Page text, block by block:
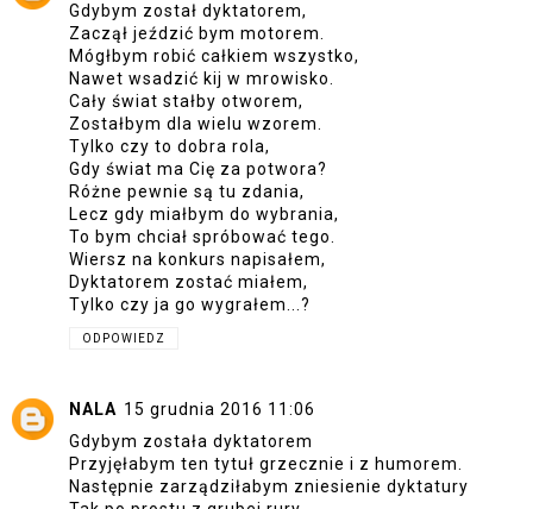
Gdybym został dyktatorem,
Zaczął jeździć bym motorem.
Mógłbym robić całkiem wszystko,
Nawet wsadzić kij w mrowisko.
Cały świat stałby otworem,
Zostałbym dla wielu wzorem.
Tylko czy to dobra rola,
Gdy świat ma Cię za potwora?
Różne pewnie są tu zdania,
Lecz gdy miałbym do wybrania,
To bym chciał spróbować tego.
Wiersz na konkurs napisałem,
Dyktatorem zostać miałem,
Tylko czy ja go wygrałem...?
ODPOWIEDZ
NALA 15 grudnia 2016 11:06
Gdybym została dyktatorem
Przyjęłabym ten tytuł grzecznie i z humorem.
Następnie zarządziłabym zniesienie dyktatury